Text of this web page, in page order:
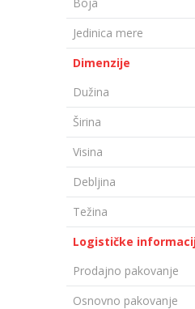
Jedinica mere
Dimenzije
Dužina
Širina
Visina
Debljina
Težina
Logističke
Prodajno pakovanje
Osnovno pakovanje